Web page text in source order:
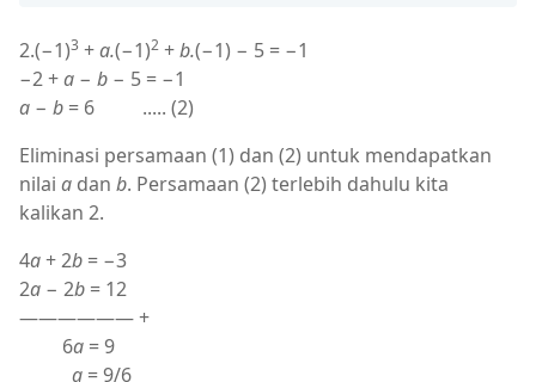
2.(−1)3 +a.(−1)2 +b.(−1) − 5 = −1
−2 +a − b − 5 = −1
a − b = 6 ..... (2)
Eliminasi persamaan (1) dan (2) untuk mendapatkan
nilai a dan b. Persamaan (2) terlebih dahulu kita
kalikan 2.
4a+ 2b = −3
2a − 2b = 12
—————— +
6a = 9
a = 9/6